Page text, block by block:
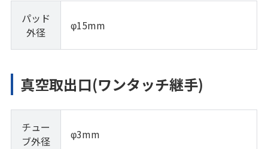
パッド
外径
φ15mm
真空取出口(ワンタッチ継手)
チュー
ブ外径
φ3mm